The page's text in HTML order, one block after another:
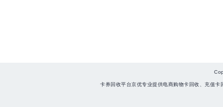
卡券回收平台京优专业提供电商购物卡回收、充值